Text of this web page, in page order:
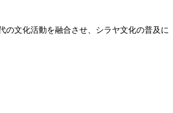
の文化活動を融合させ、シラヤ文化の普及に